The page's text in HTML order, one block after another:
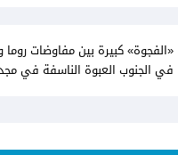
«الفجوة» كبيرة بين مفاوضات روما
في الجنوب العبوة الناسفة في